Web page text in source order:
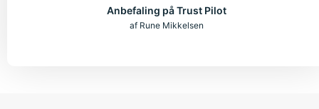
Anbefaling på Trust Pilot
af Rune Mikkelsen